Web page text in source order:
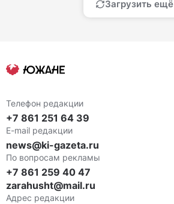
Загрузить ещё
Телефон редакции
+7 861 251 64 39
E-mail редакции
news@ki-gazeta.ru
По вопросам рекламы
+7 861 259 40 47
zarahusht@mail.ru
Адрес редакции